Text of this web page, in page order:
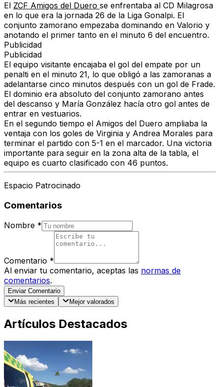
El ZCF Amigos del Duero se enfrentaba al CD Milagrosa
en lo que era la jornada 26 de la Liga Gonalpi. El
conjunto zamorano empezaba dominando en Valorio y
anotando el primer tanto en el minuto 6 del encuentro.
Publicidad
Publicidad
El equipo visitante encajaba el gol del empate por un
penalti en el minuto 21, lo que obligó a las zamoranas a
adelantarse cinco minutos después con un gol de Frade.
El dominio era absoluto del conjunto zamorano antes
del descanso y María González hacía otro gol antes de
entrar en vestuarios.
En el segundo tiempo el Amigos del Duero ampliaba la
ventaja con los goles de Virginia y Andrea Morales para
terminar el partido con 5-1 en el marcador. Una victoria
importante para seguir en la zona alta de la tabla, el
equipo es cuarto clasificado con 46 puntos.
Espacio Patrocinado
Comentarios
Nombre *
Comentario *
Al enviar tu comentario, aceptas las normas de
comentarios.
Enviar Comentario
Más recientes
Mejor valorados
Artículos Destacados